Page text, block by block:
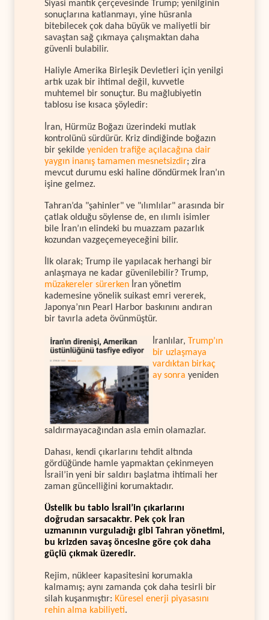
Siyasi mantık çerçevesinde Trump; yenilginin
sonuçlarına katlanmayı, yine hüsranla
bitebilecek çok daha büyük ve maliyetli bir
savaştan sağ çıkmaya çalışmaktan daha
güvenli bulabilir.
Haliyle Amerika Birleşik Devletleri için yenilgi
artık uzak bir ihtimal değil, kuvvetle
muhtemel bir sonuçtur. Bu mağlubiyetin
tablosu ise kısaca şöyledir:
İran, Hürmüz Boğazı üzerindeki mutlak
kontrolünü sürdürür. Kriz dindiğinde boğazın
bir şekilde yeniden trafiğe açılacağına dair
yaygın inanış tamamen mesnetsizdir; zira
mevcut durumu eski haline döndürmek İran’ın
işine gelmez.
Tahran’da "şahinler" ve "ılımlılar" arasında bir
çatlak olduğu söylense de, en ılımlı isimler
bile İran’ın elindeki bu muazzam pazarlık
kozundan vazgeçemeyeceğini bilir.
İlk olarak; Trump ile yapılacak herhangi bir
anlaşmaya ne kadar güvenilebilir? Trump,
müzakereler sürerken İran yönetim
kademesine yönelik suikast emri vererek,
Japonya’nın Pearl Harbor baskınını andıran
bir tavırla adeta övünmüştür.
İranlılar, Trump’ın
bir uzlaşmaya
vardıktan birkaç
ay sonra yeniden
saldırmayacağından asla emin olamazlar.
Dahası, kendi çıkarlarını tehdit altında
gördüğünde hamle yapmaktan çekinmeyen
İsrail’in yeni bir saldırı başlatma ihtimali her
zaman güncelliğini korumaktadır.
Üstelik bu tablo İsrail’in çıkarlarını
doğrudan sarsacaktır. Pek çok İran
uzmanının vurguladığı gibi Tahran yönetimi,
bu krizden savaş öncesine göre çok daha
güçlü çıkmak üzeredir.
Rejim, nükleer kapasitesini korumakla
kalmamış; aynı zamanda çok daha tesirli bir
silah kuşanmıştır: Küresel enerji piyasasını
rehin alma kabiliyeti.